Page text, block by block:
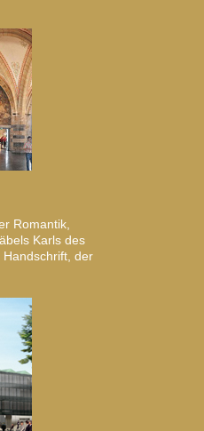
Romantik,
Karls des
der